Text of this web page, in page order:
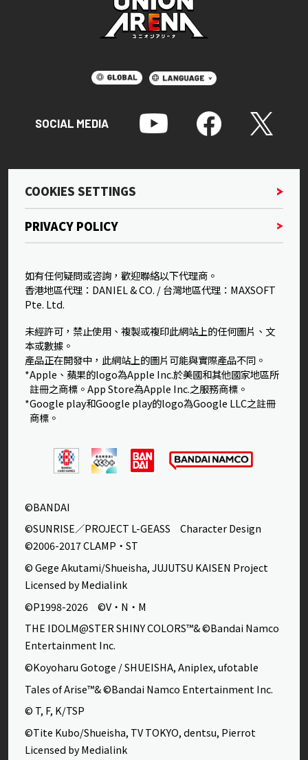
SOCIAL MEDIA
COOKIES SETTINGS
PRIVACY POLICY
如有任何疑問或咨詢，歡迎聯絡以下代理商。
香港地區代理：DANIEL & CO. / 台灣地區代理：MAXSOFT
Pte. Ltd.
未經許可，禁止使用、複製或複印此網站上的任何圖片、文
本或數據。
產品正在開發中，此網站上的圖片可能與實際產品不同。
*Apple、蘋果的logo為Apple Inc.於美國和其他國家地區所
註冊之商標。App Store為Apple Inc.之服務商標。
*Google play和Google play的logo為Google LLC之註冊
商標。
©BANDAI
©SUNRISE／PROJECT L-GEASS Character Design
©2006-2017 CLAMP・ST
© Gege Akutami/Shueisha, JUJUTSU KAISEN Project
Licensed by Medialink
©P1998-2026 ©V・N・M
THE IDOLM@STER SHINY COLORS™& ©Bandai Namco
Entertainment Inc.
©Koyoharu Gotoge / SHUEISHA, Aniplex, ufotable
Tales of Arise™& ©Bandai Namco Entertainment Inc.
© T, F, K/TSP
©Tite Kubo/Shueisha, TV TOKYO, dentsu, Pierrot
Licensed by Medialink